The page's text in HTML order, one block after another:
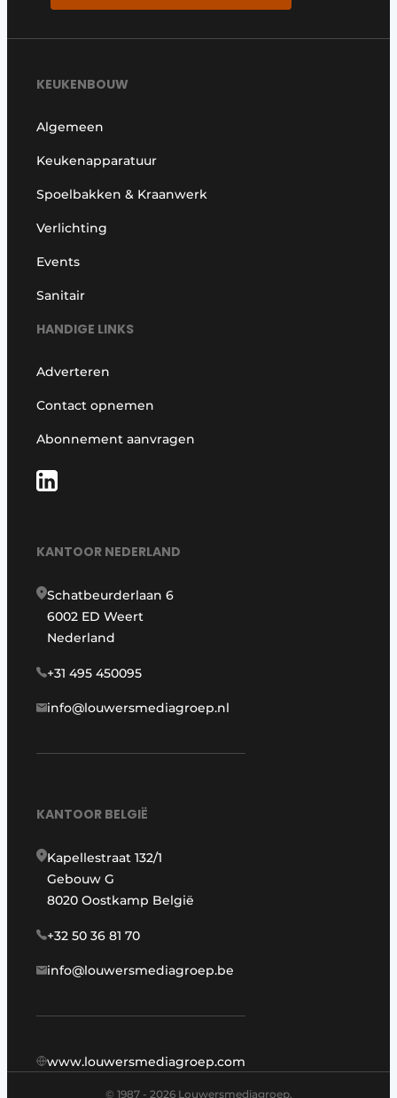
KEUKENBOUW
Algemeen
Keukenapparatuur
Spoelbakken & Kraanwerk
Verlichting
Events
Sanitair
HANDIGE LINKS
Adverteren
Contact opnemen
Abonnement aanvragen
KANTOOR NEDERLAND
Schatbeurderlaan 6
6002 ED Weert
Nederland
+31 495 450095
info@louwersmediagroep.nl
KANTOOR BELGIË
Kapellestraat 132/1
Gebouw G
8020 Oostkamp België
+32 50 36 81 70
info@louwersmediagroep.be
www.louwersmediagroep.com
© 1987 - 2026 Louwersmediagroep.